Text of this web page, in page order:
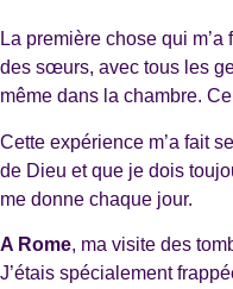
La première chose qui m’a
des sœurs, avec tous les
même dans la chambre.
Cette expérience m’a fait
de Dieu et que je dois
me donne chaque jour.
A Rome, ma visite des
J’étais spécialement